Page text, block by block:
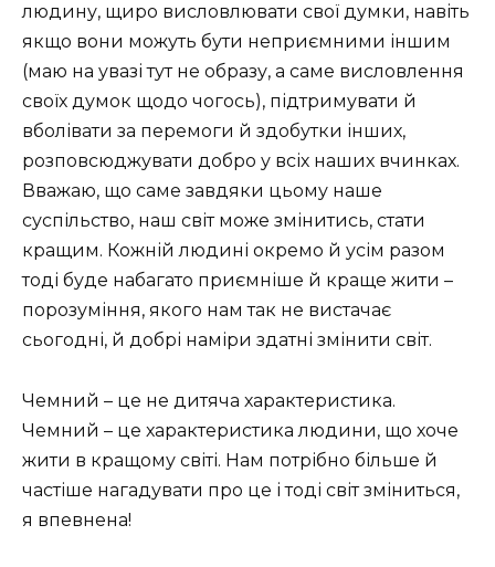
людину, щиро висловлювати свої думки, навіть
якщо вони можуть бути неприємними іншим
(маю на увазі тут не образу, а саме висловлення
своїх думок щодо чогось), підтримувати й
вболівати за перемоги й здобутки інших,
розповсюджувати добро у всіх наших вчинках.
Вважаю, що саме завдяки цьому наше
суспільство, наш світ може змінитись, стати
кращим. Кожній людині окремо й усім разом
тоді буде набагато приємніше й краще жити –
порозуміння, якого нам так не вистачає
сьогодні, й добрі наміри здатні змінити світ.
Чемний – це не дитяча характеристика.
Чемний – це характеристика людини, що хоче
жити в кращому світі. Нам потрібно більше й
частіше нагадувати про це і тоді світ зміниться,
я впевнена!